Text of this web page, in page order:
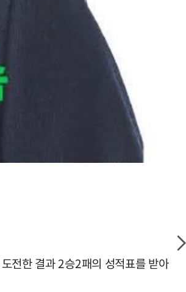
전한 결과 2승2패의 성적표를 받아